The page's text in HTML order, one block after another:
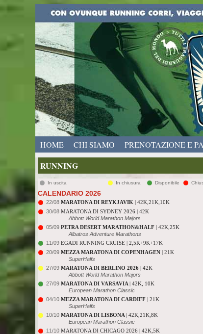
HOME CHI SIAMO PRENOTAZIONE E
RUNNING
In uscita In chiusura Disponibile
CALENDARIO 2026
22/08 MARATONA DI REYKJAVIK | 42K,21K,10K
30/08 MARATONA DI SYDNEY 2026 | 42K
Abbott World Marathon Majors
05/09 PETRA DESERT MARATHON&HALF | 42K,25K
Albatros Adventure Marathons
11/09 EGADI RUNNING CRUISE | 2,5K+9K+17K
20/09 MEZZA MARATONA DI COPENHAGEN | 21K
SuperHalfs
27/09 MARATONA DI BERLINO 2026 | 42K
Abbott World Marathon Majors
27/09 MARATONA DI VARSAVIA | 42K, 10K
European Marathon Classic
04/10 MEZZA MARATONA DI CARDIFF | 21K
SuperHalfs
10/10 MARATONA DI LISBONA | 42K,21K,8K
European Marathon Classic
11/10 MARATONA DI CHICAGO 2026 | 42K,5K